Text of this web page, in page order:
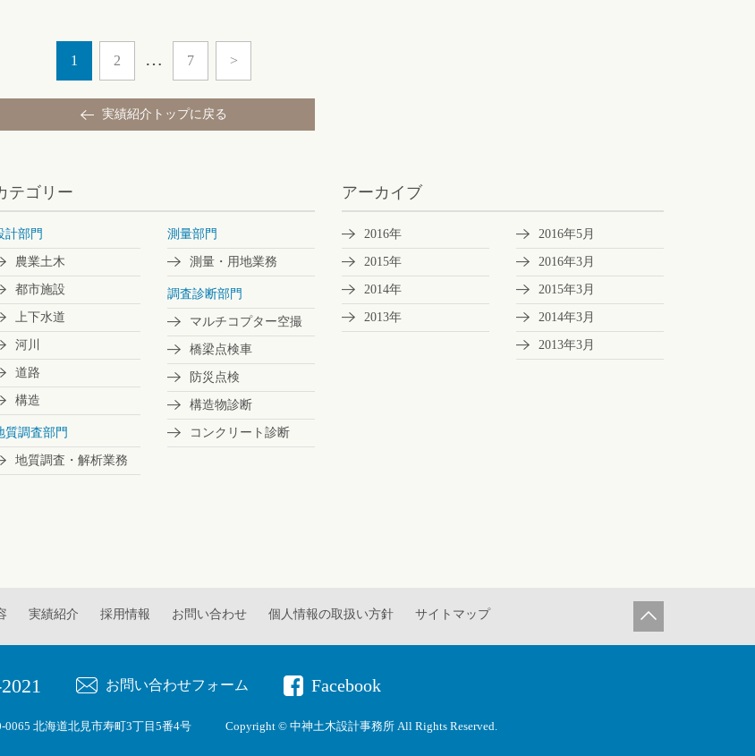
1 2 … 7 >
実績紹介トップに戻る
テゴリー
計部門
農業土木
都市施設
上下水道
河川
道路
構造
質調査部門
地質調査・解析業務
測量部門
測量・用地業務
調査診断部門
マルチコプター空撮
橋梁点検車
防災点検
構造物診断
コンクリート診断
アーカイブ
2016年
2015年
2014年
2013年
2016年5月
2016年3月
2015年3月
2014年3月
2013年3月
実績紹介 採用情報 お問い合わせ 個人情報の取扱い方針 サイトマップ
お問い合わせフォーム Facebook
0065 北海道北見市寿町3丁目5番4号 Copyright © 中神土木設計事務所 All Rights Reserved.